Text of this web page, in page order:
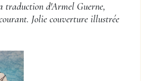
traduction d'Armel Guerne,
Jolie couverture illustrée